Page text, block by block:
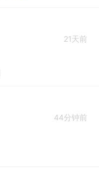
21天前
44分钟前